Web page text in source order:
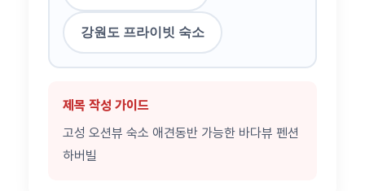
강원도 프라이빗 숙소
제목 작성 가이드
고성 오션뷰 숙소 애견동반 가능한 바다뷰 펜션
하버빌